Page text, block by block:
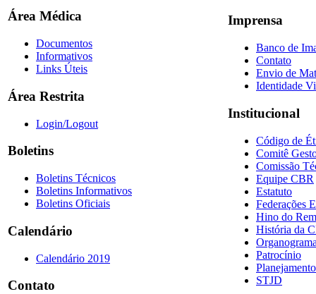
Área Médica
Documentos
Informativos
Links Úteis
Área Restrita
Login/Logout
Boletins
Boletins Técnicos
Boletins Informativos
Boletins Oficiais
Calendário
Calendário 2019
Contato
Imprensa
Banco de
Contato
Envio de
Identidade
Institucional
Código de
Comitê
Comissão
Equipe CBR
Estatuto
Federações
Hino do
História da
Patrocínio
STJD